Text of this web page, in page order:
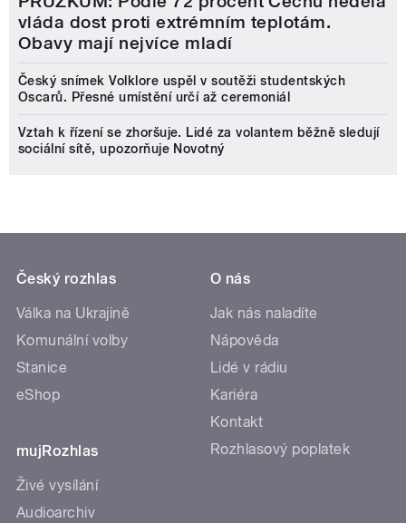
vláda dost proti extrémním teplotám.
Obavy mají nejvíce mladí
Český snímek Volklore uspěl v soutěži studentských
Oscarů. Přesné umístění určí až ceremoniál
Vztah k řízení se zhoršuje. Lidé za volantem běžně sledují
sociální sítě, upozorňuje Novotný
Český rozhlas
Válka na Ukrajině
Komunální volby
Stanice
eShop
mujRozhlas
Živé vysílání
Audioarchiv
O nás
Jak nás naladíte
Nápověda
Lidé v rádiu
Kariéra
Kontakt
Rozhlasový poplatek